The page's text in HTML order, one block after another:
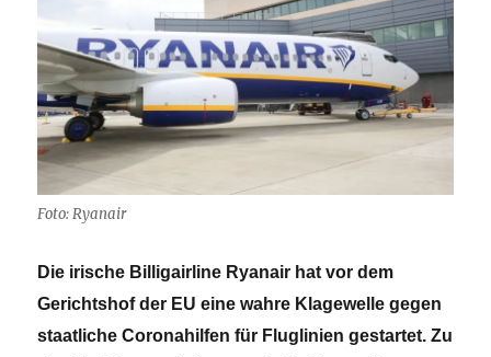
Foto: Ryanair
Die irische Billigairline Ryanair hat vor dem
Gerichtshof der EU eine wahre Klagewelle gegen
staatliche Coronahilfen für Fluglinien gestartet. Zu